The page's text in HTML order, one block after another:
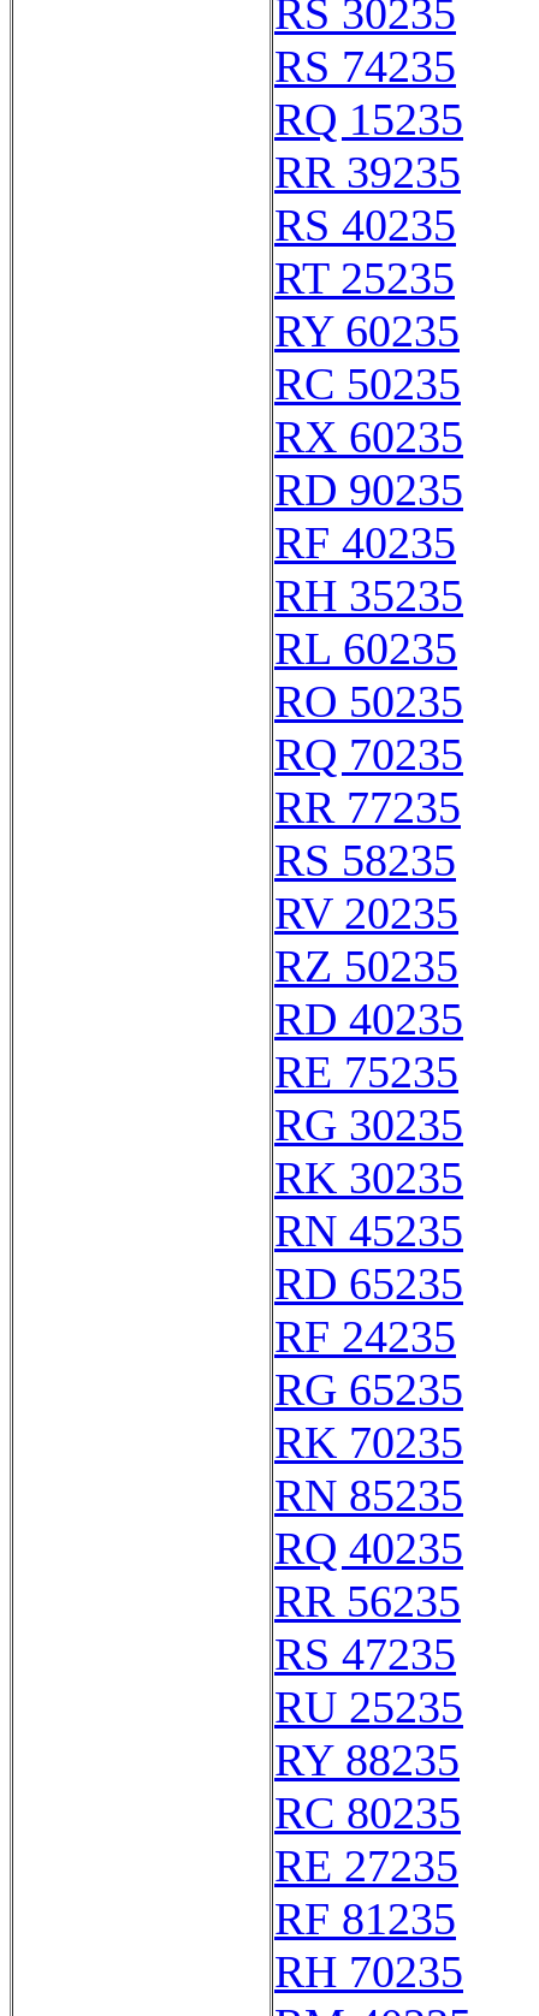
RS 30235
RS 74235
RQ 15235
RR 39235
RS 40235
RT 25235
RY 60235
RC 50235
RX 60235
RD 90235
RF 40235
RH 35235
RL 60235
RO 50235
RQ 70235
RR 77235
RS 58235
RV 20235
RZ 50235
RD 40235
RE 75235
RG 30235
RK 30235
RN 45235
RD 65235
RF 24235
RG 65235
RK 70235
RN 85235
RQ 40235
RR 56235
RS 47235
RU 25235
RY 88235
RC 80235
RE 27235
RF 81235
RH 70235